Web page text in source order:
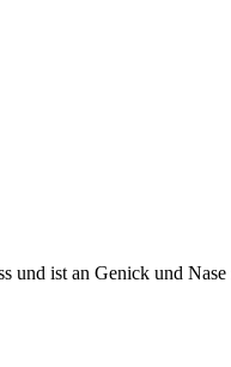
ist an Genick und